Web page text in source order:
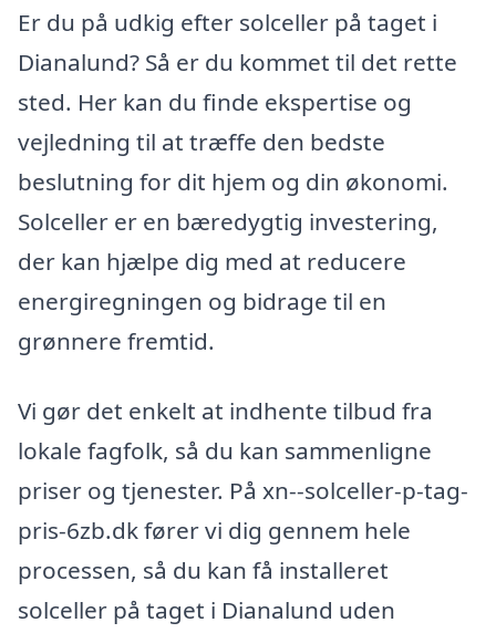
Er du på udkig efter solceller på taget i
Dianalund? Så er du kommet til det rette
sted. Her kan du finde ekspertise og
vejledning til at træffe den bedste
beslutning for dit hjem og din økonomi.
Solceller er en bæredygtig investering,
der kan hjælpe dig med at reducere
energiregningen og bidrage til en
grønnere fremtid.
Vi gør det enkelt at indhente tilbud fra
lokale fagfolk, så du kan sammenligne
priser og tjenester. På xn--solceller-p-tag-
pris-6zb.dk fører vi dig gennem hele
processen, så du kan få installeret
solceller på taget i Dianalund uden